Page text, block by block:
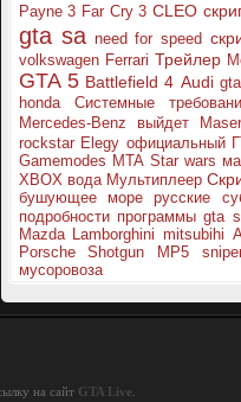
Payne 3 Far Cry 3 CLEO
gta sa need for speed
volkswagen Ferrari Трейлер
GTA 5 Battlefield 4 Audi gta
honda
Системные
Mercedes-Benz
выйдет
rockstar Elegy официальный
Gamemodes MTA Star wars
XBOX вода Мультиплеер
бушующее море
русские
подробности программы gta
Mazda Lamborghini mitsubihi
Porsche
Shotgun MP5
мусоровоза
на сайт GTA Live